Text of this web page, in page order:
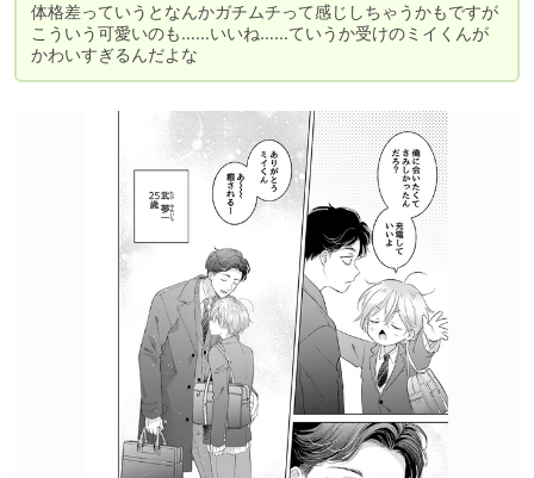
体格差っていうとなんかガチムチって感じしちゃうかもですが
こういう可愛いのも……いいね……ていうか受けのミイくんが
かわいすぎるんだよな